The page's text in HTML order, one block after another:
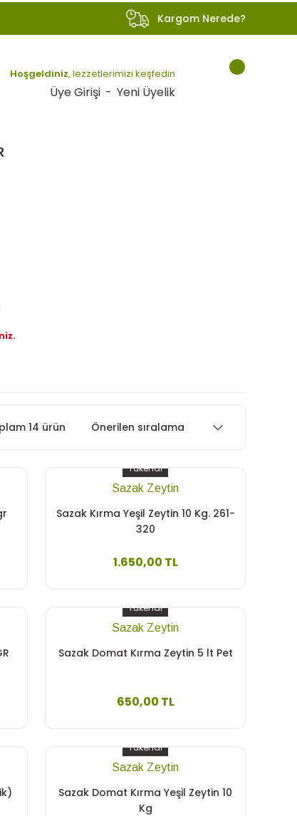
Kargom Nerede?
Hoşgeldiniz, lezzetlerimizi keşfedin
Üye Girişi - Yeni Üyelik
14 ürün
Tükendi
Sazak Zeytin
Sazak Kırma Yeşil Zeytin 10 Kg. 261-
320
1.650,00 TL
Tükendi
Sazak Zeytin
Sazak Domat Kırma Zeytin 5 lt Pet
650,00 TL
Tükendi
Sazak Zeytin
Sazak Domat Kırma Yeşil Zeytin 10
Kg